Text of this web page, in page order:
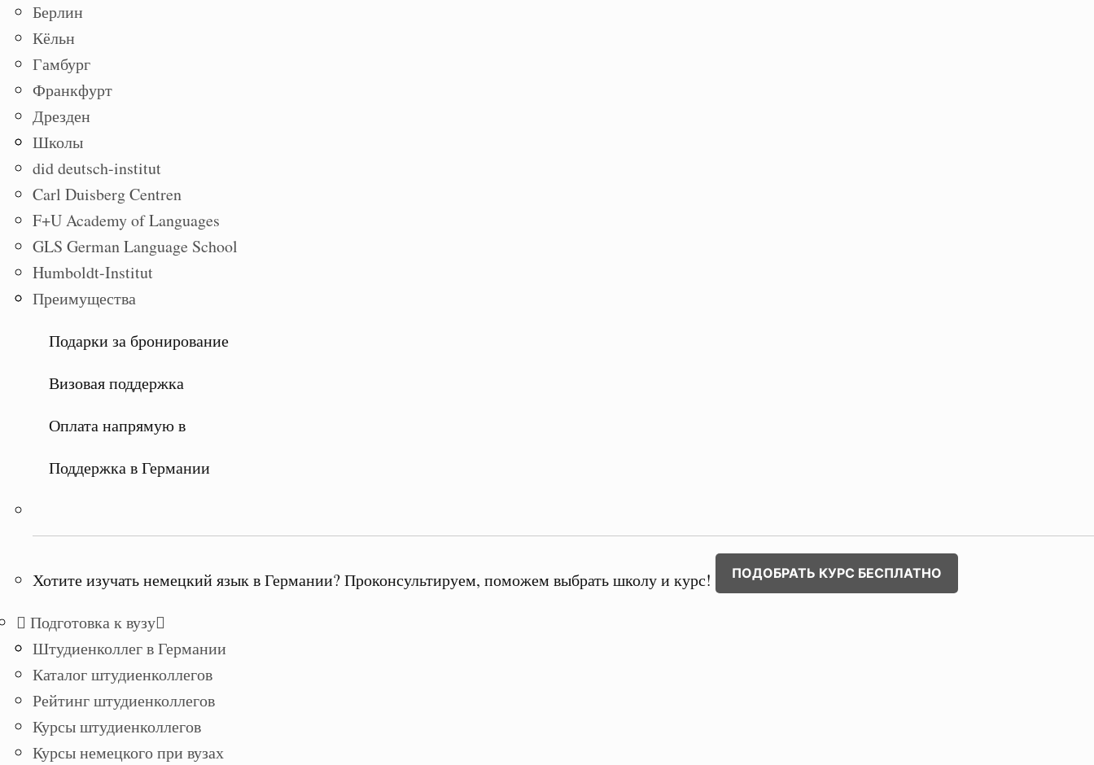
Берлин
Кёльн
Гамбург
Франкфурт
Дрезден
Школы
did deutsch-institut
Carl Duisberg Centren
F+U Academy of Languages
GLS German Language School
Humboldt-Institut
Преимущества
Подарки за бронирование
Визовая поддержка
Оплата напрямую в
Поддержка в Германии
Хотите изучать немецкий язык в Германии? Проконсультируем, поможем выбрать школу и курс! ПОДОБРАТЬ КУРС БЕСПЛАТНО
Подготовка к вузу
Штудиенколлег в Германии
Каталог штудиенколлегов
Рейтинг штудиенколлегов
Курсы штудиенколлегов
Курсы немецкого при вузах